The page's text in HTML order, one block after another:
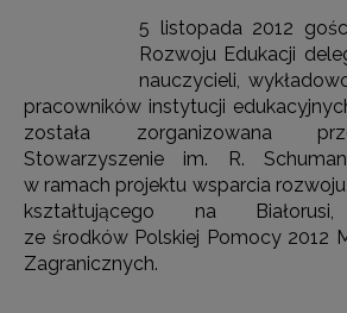
5 listopada 2012
Rozwoju Edukacji
nauczycieli,
pracowników instytucji
została zorganizowana
Stowarzyszenie im. R.
w ramach projektu wsparcia
kształtującego na Białorusi,
ze środków Polskiej Pomocy 2012
Zagranicznych.